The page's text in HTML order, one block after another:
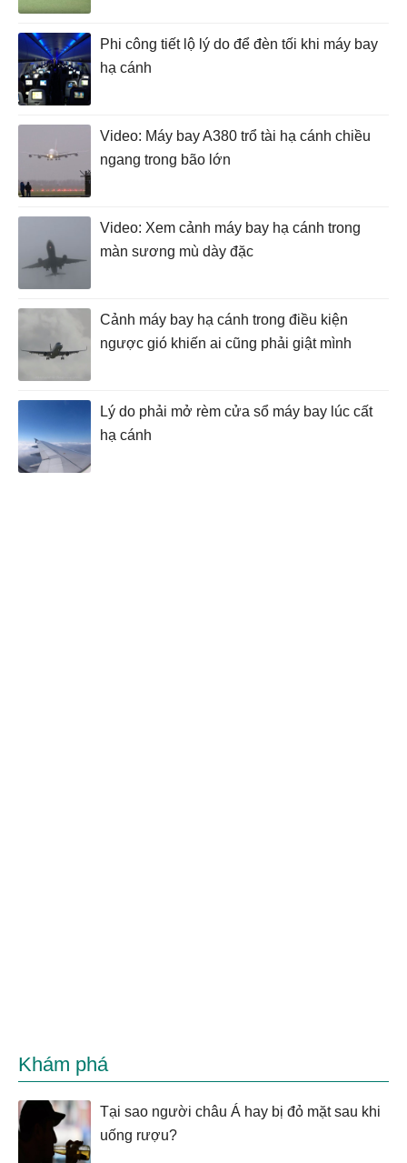
Phi công tiết lộ lý do để đèn tối khi máy bay
hạ cánh
Video: Máy bay A380 trổ tài hạ cánh chiều
ngang trong bão lớn
Video: Xem cảnh máy bay hạ cánh trong
màn sương mù dày đặc
Cảnh máy bay hạ cánh trong điều kiện
ngược gió khiến ai cũng phải giật mình
Lý do phải mở rèm cửa sổ máy bay lúc cất
hạ cánh
Khám phá
Tại sao người châu Á hay bị đỏ mặt sau khi
uống rượu?